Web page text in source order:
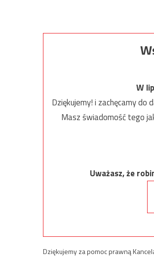
W
Dziękujemy! i zachęcamy do
Masz świadomość tego
Uważasz, że
Dziękujemy za pomoc prawną